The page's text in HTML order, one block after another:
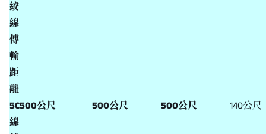
絞
線
傳
輸
距
離
5C
線
500公尺 500公尺 500公尺 140公尺